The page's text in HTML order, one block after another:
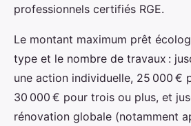
professionnels certifiés RGE.
Le montant maximum prêt
type et le nombre de travaux :
une action individuelle, 25 000 €
30 000 € pour trois ou plus, et
rénovation globale (notamment